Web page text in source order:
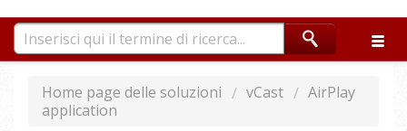
Home page delle soluzioni vCast
AirPlay
application